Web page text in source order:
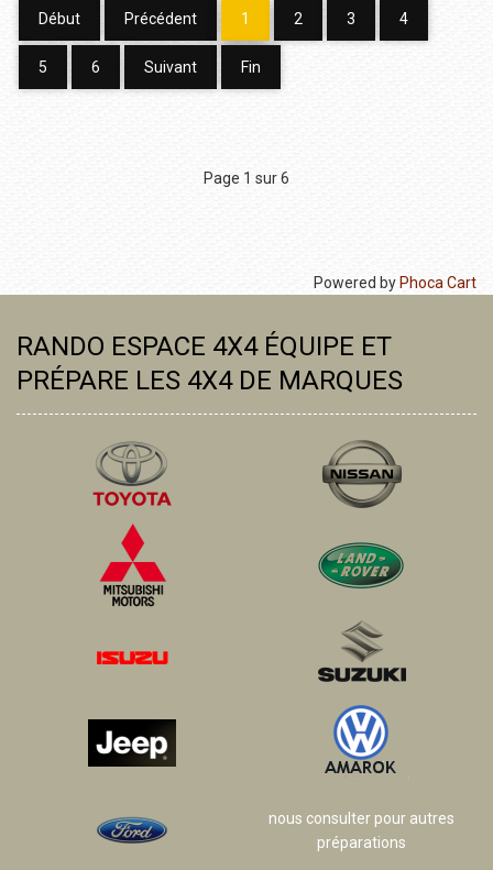
Début Précédent 1 2 3 4
5 6 Suivant Fin
Page 1 sur 6
Powered by Phoca Cart
RANDO ESPACE 4X4 ÉQUIPE ET
PRÉPARE LES 4X4 DE MARQUES
nous consulter pour autres
préparations